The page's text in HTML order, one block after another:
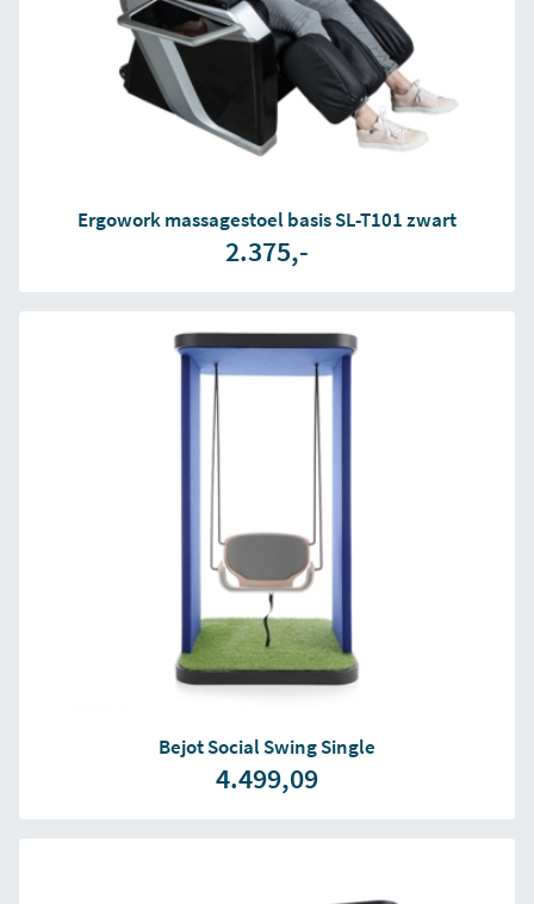
Ergowork massagestoel basis SL-T101 zwart
2.375,-
Bejot Social Swing Single
4.499,09